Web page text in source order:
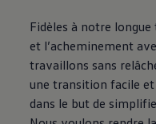
Fidèles à notre
et l’acheminement
travaillons sans
une transition facile
dans le but de